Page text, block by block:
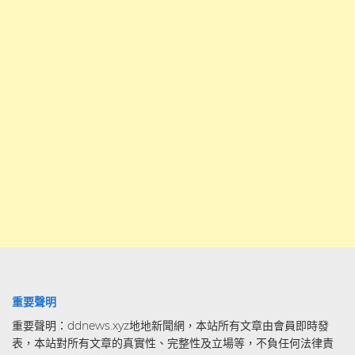
重要聲明
重要聲明：ddnews.xyz地地新聞網，本站所有文章由會員即時發
表，本站對所有文章的真實性、完整性及立場等，不負任何法律責